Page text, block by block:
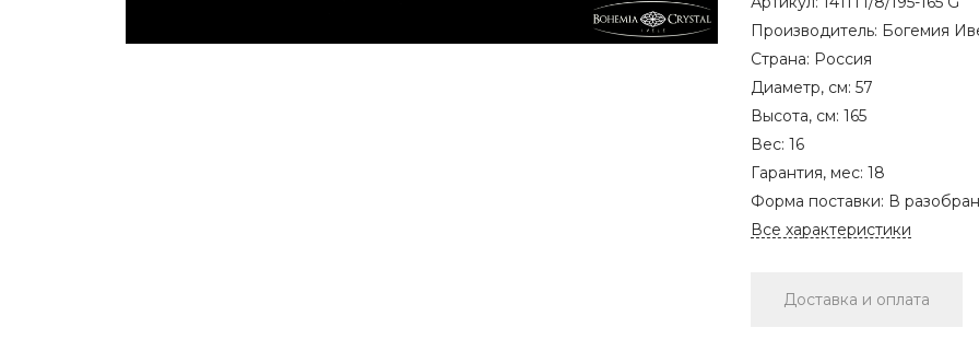
Производитель: Богемия
Страна: Россия
Диаметр, см: 57
Высота, см: 165
Вес: 16
Гарантия, мес: 18
Форма поставки: В
Все характеристики
Доставка и оплата